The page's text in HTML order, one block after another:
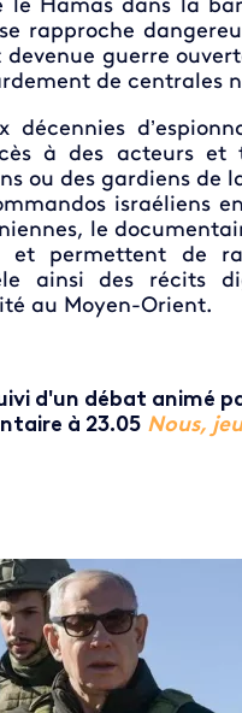
le Hamas dans la
rapproche
guerre
de centrales
décennies
à des acteurs
ou des gardiens de
israéliens
le
permettent de
ainsi des récits
au Moyen-Orient.
d'un débat animé
à 23.05 Nous,